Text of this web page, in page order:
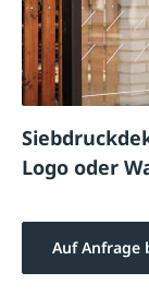
Logo oder
Auf Anfrage